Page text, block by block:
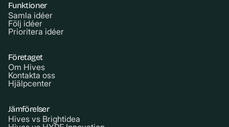
Funktioner
Samla idéer
Följ idéer
Prioritera idéer
Företaget
Om Hives
Kontakta oss
Hjälpcenter
Jämförelser
Hives vs Brightidea